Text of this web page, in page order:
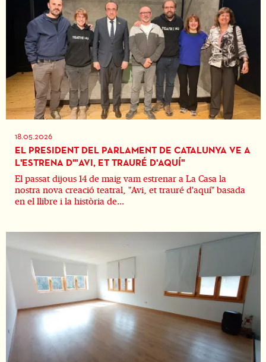
18.05.2026
EL PRESIDENT DEL PARLAMENT DE CATALUNYA VE A
L'ESTRENA D'"AVI, ET TRAURÉ D'AQUÍ"
El passat dijous 14 de maig vam estrenar a La Casa la
nostra nova creació teatral, "Avi, et trauré d'aquí" basada
en el llibre i la història de...